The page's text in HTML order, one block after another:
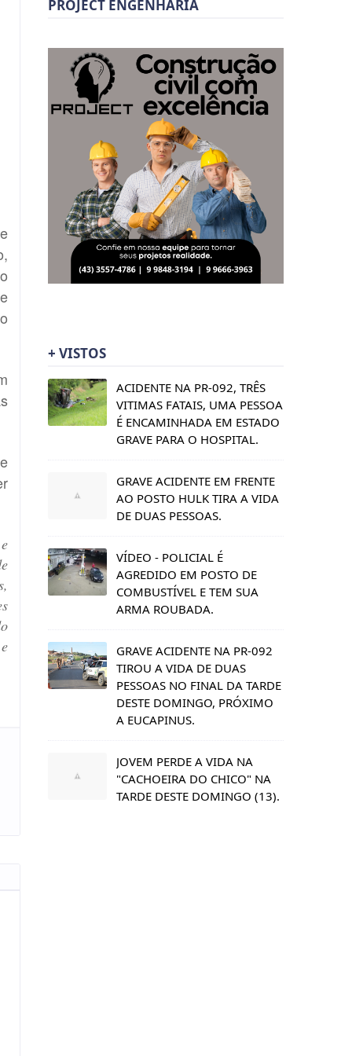
PROJECT ENGENHARIA
+ VISTOS
ACIDENTE NA PR-092, TRÊS
VITIMAS FATAIS, UMA PESSOA
É ENCAMINHADA EM ESTADO
GRAVE PARA O HOSPITAL.
GRAVE ACIDENTE EM FRENTE
AO POSTO HULK TIRA A VIDA
DE DUAS PESSOAS.
VÍDEO - POLICIAL É
AGREDIDO EM POSTO DE
COMBUSTÍVEL E TEM SUA
ARMA ROUBADA.
GRAVE ACIDENTE NA PR-092
TIROU A VIDA DE DUAS
PESSOAS NO FINAL DA TARDE
DESTE DOMINGO, PRÓXIMO
A EUCAPINUS.
JOVEM PERDE A VIDA NA
"CACHOEIRA DO CHICO" NA
TARDE DESTE DOMINGO (13).